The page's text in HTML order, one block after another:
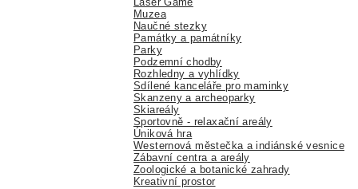
Muzea
Naučné stezky
Památky a památníky
Parky
Podzemní chodby
Rozhledny a vyhlídky
Sdílené kanceláře pro maminky
Skanzeny a archeoparky
Skiareály
Sportovně - relaxační areály
Úniková hra
Westernová městečka a indiánské vesnice
Zábavní centra a areály
Zoologické a botanické zahrady
Kreativní prostor